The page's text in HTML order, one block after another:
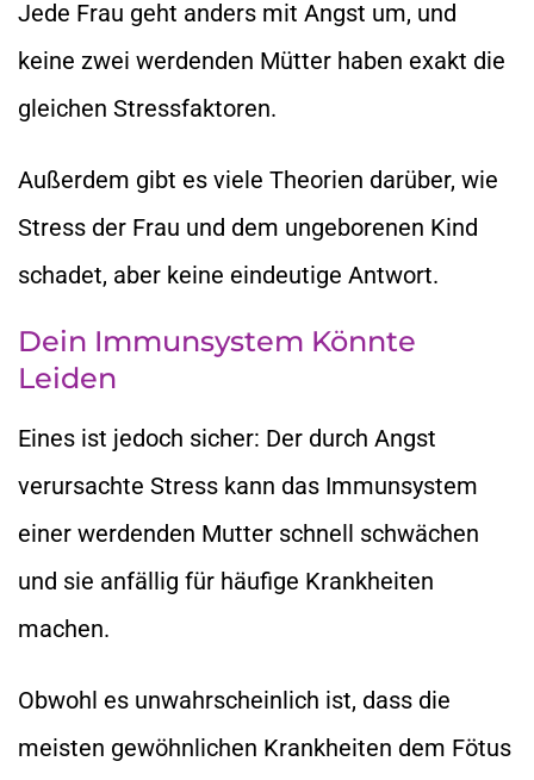
Jede Frau geht anders mit Angst um, und
keine zwei werdenden Mütter haben exakt die
gleichen Stressfaktoren.
Außerdem gibt es viele Theorien darüber, wie
Stress der Frau und dem ungeborenen Kind
schadet, aber keine eindeutige Antwort.
Dein Immunsystem Könnte
Leiden
Eines ist jedoch sicher: Der durch Angst
verursachte Stress kann das Immunsystem
einer werdenden Mutter schnell schwächen
und sie anfällig für häufige Krankheiten
machen.
Obwohl es unwahrscheinlich ist, dass die
meisten gewöhnlichen Krankheiten dem Fötus